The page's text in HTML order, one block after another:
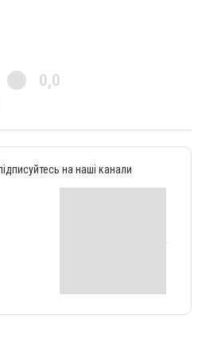
0,0
на наші канали